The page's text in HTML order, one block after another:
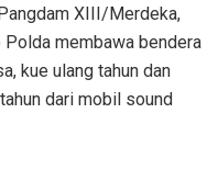
XIII/Merdeka,
membawa bendera
kue ulang tahun dan
dari mobil sound